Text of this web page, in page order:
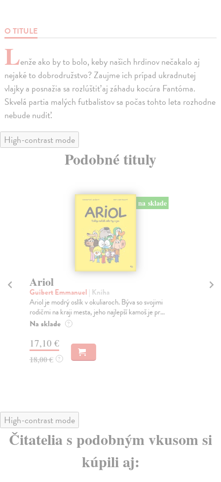
O TITULE
Lenže ako by to bolo, keby našich hrdinov nečakalo aj
nejaké to dobrodružstvo? Zaujme ich prípad ukradnutej
vlajky a posnažia sa rozlúštiť aj záhadu kocúra Fantóma.
Skvelá partia malých futbalistov sa počas tohto leta rozhodne
nebude nudiť.
High-contrast mode
Podobné tituly
na sklade
Ariol
Guibert Emmanuel | Kniha
Ariol je modrý oslík v okuliaroch. Býva so svojimi
rodičmi na kraji mesta, jeho najlepší kamoš je pr...
Na sklade ?
17,10 €
18,00 € ?
High-contrast mode
Čitatelia s podobným vkusom si
kúpili aj: